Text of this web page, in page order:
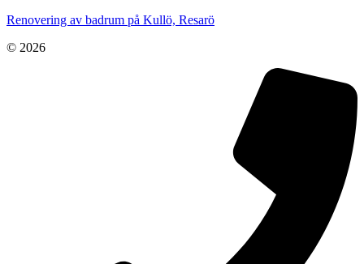
Renovering av badrum på Kullö, Resarö
© 2026